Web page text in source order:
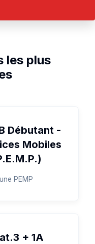
les plus
Débutant -
Mobiles
PEMP
+ 1A